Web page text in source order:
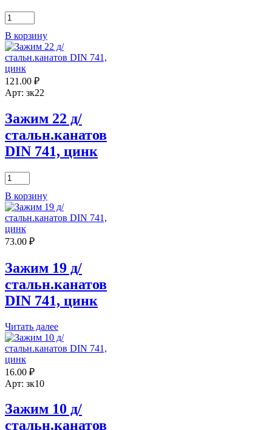
Количество
товара
Зажим
3
д/
стальн.канатов
DIN
741,
В корзину
121.00 ₽
Арт: зк22
Зажим 22 д/
стальн.канатов
DIN 741, цинк
Количество
товара
Зажим
22
д/
стальн.канатов
DIN
цинк
В корзину
73.00 ₽
Зажим 19 д/
стальн.канатов
DIN 741, цинк
Читать далее
16.00 ₽
Арт: зк10
Зажим 10 д/
стальн.канатов